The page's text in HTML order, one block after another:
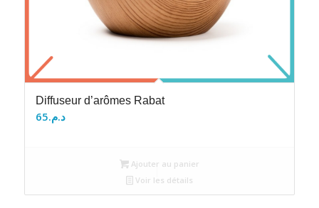
Diffuseur d’arômes Rabat
د.م.65
Ajouter au panier
Voir les détails